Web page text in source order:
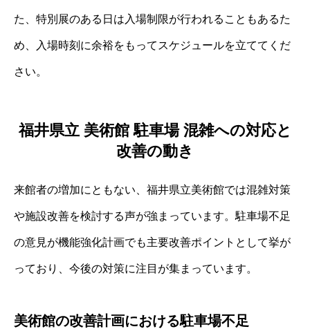
た、特別展のある日は入場制限が行われることもあるた
め、入場時刻に余裕をもってスケジュールを立ててくだ
さい。
福井県立 美術館 駐車場 混雑への対応と
改善の動き
来館者の増加にともない、福井県立美術館では混雑対策
や施設改善を検討する声が強まっています。駐車場不足
の意見が機能強化計画でも主要改善ポイントとして挙が
っており、今後の対策に注目が集まっています。
美術館の改善計画における駐車場不足